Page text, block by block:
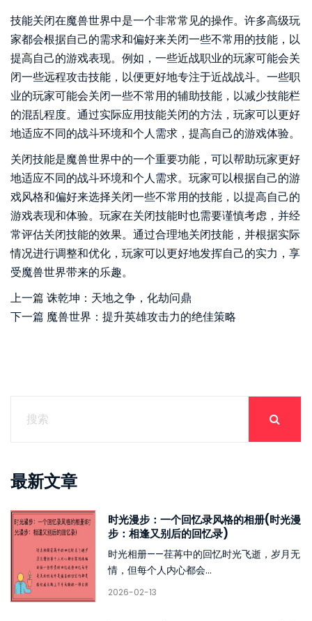
技能关闭在魔兽世界中是一个非常常见的操作。许多高级玩
家都会根据自己的需求和偏好来关闭一些不常用的技能，以
提高自己的游戏表现。例如，一些近战职业的玩家可能会关
闭一些远程攻击技能，以便更好地专注于近战战斗。一些职
业的玩家可能会关闭一些不常用的辅助技能，以减少技能栏
的混乱程度。通过实际应用技能关闭的方法，玩家可以更好
地适应不同的战斗环境和个人需求，提高自己的游戏体验。
关闭技能是魔兽世界中的一个重要功能，可以帮助玩家更好
地适应不同的战斗环境和个人需求。玩家可以根据自己的游
戏风格和偏好来选择关闭一些不常用的技能，以提高自己的
游戏表现和体验。玩家在关闭技能时也需要谨慎考虑，并经
常评估关闭技能的效果。通过合理地关闭技能，并根据实际
情况进行调整和优化，玩家可以更好地发挥自己的实力，享
受魔兽世界带来的乐趣。
上一篇 诛乾坤：天地之争，化劫问鼎
下一篇 魔兽世界：提升英雄攻击力的绝佳策略
最新文章
时光漫步：一个回忆录风格的相册(时光漫
步：相逢又别后的回忆录)
时光相册——荏苒中的回忆时光飞逝，岁月无
情，但每个人内心都会...
2026-02-13